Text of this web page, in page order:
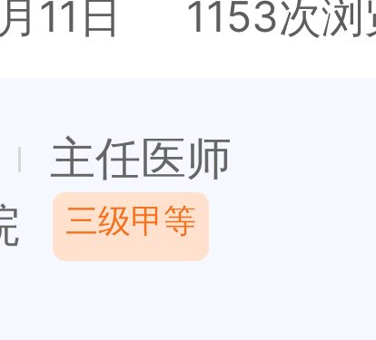
11日 1153次浏
主任医师
三级甲等